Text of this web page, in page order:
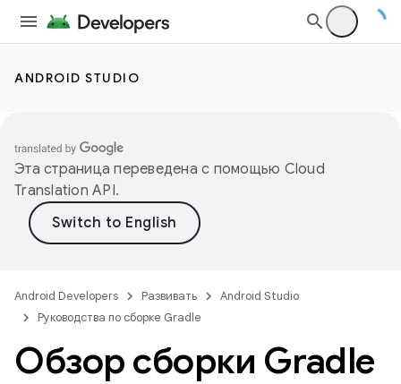
ANDROID STUDIO
Эта страница переведена с помощью Cloud
Translation API.
Android Developers Развивать
Android Studio
Руководства по сборке Gradle
Обзор сборки Gradle